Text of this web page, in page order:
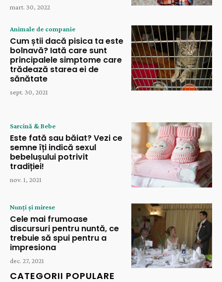
mart. 30, 2022
Animale de companie
Cum știi dacă pisica ta este
bolnavă? Iată care sunt
principalele simptome care
trădează starea ei de
sănătate
sept. 30, 2021
Sarcină & Bebe
Este fată sau băiat? Vezi ce
semne îți indică sexul
bebelușului potrivit
tradiției!
nov. 1, 2021
Nunți și mirese
Cele mai frumoase
discursuri pentru nuntă, ce
trebuie să spui pentru a
impresiona
dec. 27, 2021
CATEGORII POPULARE